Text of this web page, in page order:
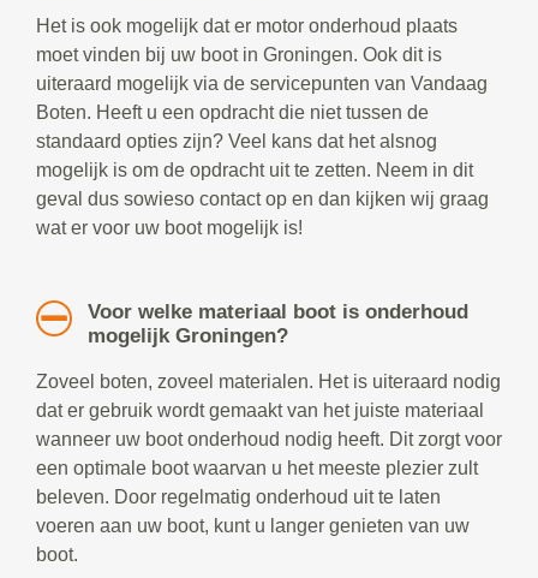
Het is ook mogelijk dat er motor onderhoud plaats
moet vinden bij uw boot in Groningen. Ook dit is
uiteraard mogelijk via de servicepunten van Vandaag
Boten. Heeft u een opdracht die niet tussen de
standaard opties zijn? Veel kans dat het alsnog
mogelijk is om de opdracht uit te zetten. Neem in dit
geval dus sowieso contact op en dan kijken wij graag
wat er voor uw boot mogelijk is!
Voor welke materiaal boot is onderhoud
mogelijk Groningen?
Zoveel boten, zoveel materialen. Het is uiteraard nodig
dat er gebruik wordt gemaakt van het juiste materiaal
wanneer uw boot onderhoud nodig heeft. Dit zorgt voor
een optimale boot waarvan u het meeste plezier zult
beleven. Door regelmatig onderhoud uit te laten
voeren aan uw boot, kunt u langer genieten van uw
boot.